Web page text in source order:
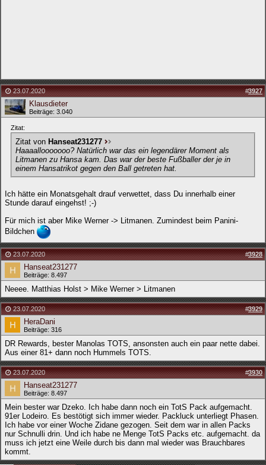
23.07.2020 #3927
Klausdieter
Beiträge: 3.040
Zitat:
Zitat von Hanseat231277
Haaaallooooooo? Natürlich war das ein legendärer Moment als
Litmanen zu Hansa kam. Das war der beste Fußballer der je in
einem Hansatrikot gegen den Ball getreten hat.
Ich hätte ein Monatsgehalt drauf verwettet, dass Du innerhalb einer
Stunde darauf eingehst! ;-)
Für mich ist aber Mike Werner -> Litmanen. Zumindest beim Panini-
Bildchen
23.07.2020 #3928
Hanseat231277
Beiträge: 8.497
Neeee. Matthias Holst > Mike Werner > Litmanen
23.07.2020 #3929
HeraDani
Beiträge: 316
DR Rewards, bester Manolas TOTS, ansonsten auch ein paar nette dabei.
Aus einer 81+ dann noch Hummels TOTS.
23.07.2020 #3930
Hanseat231277
Beiträge: 8.497
Mein bester war Dzeko. Ich habe dann noch ein TotS Pack aufgemacht.
91er Lodeiro. Es bestötigt sich immer wieder. Packluck unterliegt Phasen.
Ich habe vor einer Woche Zidane gezogen. Seit dem war in allen Packs
nur Schnulli drin. Und ich habe ne Menge TotS Packs etc. aufgemacht. da
muss ich jetzt eine Weile durch bis dann mal wieder was Brauchbares
kommt.